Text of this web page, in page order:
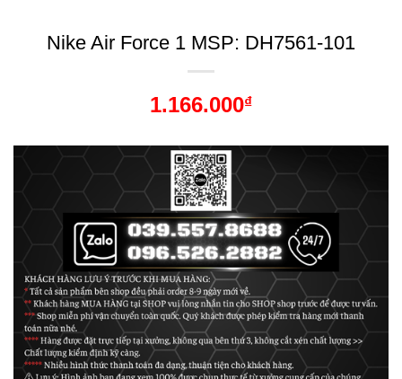
Nike Air Force 1 MSP: DH7561-101
1.166.000₫